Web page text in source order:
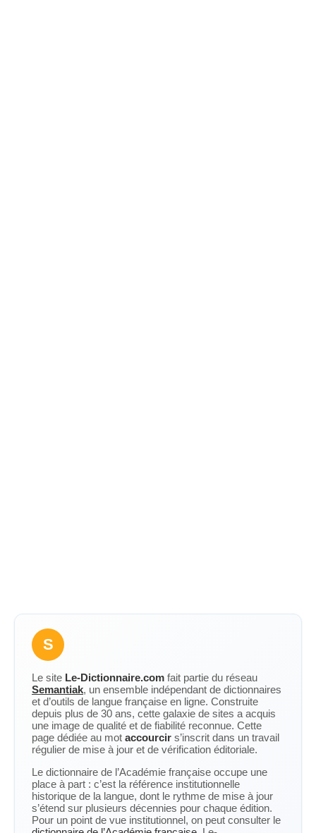
S
Le site Le-Dictionnaire.com fait partie du réseau
Semantiak, un ensemble indépendant de dictionnaires
et d’outils de langue française en ligne. Construite
depuis plus de 30 ans, cette galaxie de sites a acquis
une image de qualité et de fiabilité reconnue. Cette
page dédiée au mot accourcir s’inscrit dans un travail
régulier de mise à jour et de vérification éditoriale.
Le dictionnaire de l’Académie française occupe une
place à part : c’est la référence institutionnelle
historique de la langue, dont le rythme de mise à jour
s’étend sur plusieurs décennies pour chaque édition.
Pour un point de vue institutionnel, on peut consulter le